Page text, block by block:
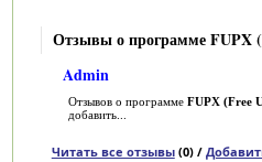
Отзывы о программе FUPX
Admin
Отзывов о программе FUPX (Free
добавить...
Читать все отзывы(0) /